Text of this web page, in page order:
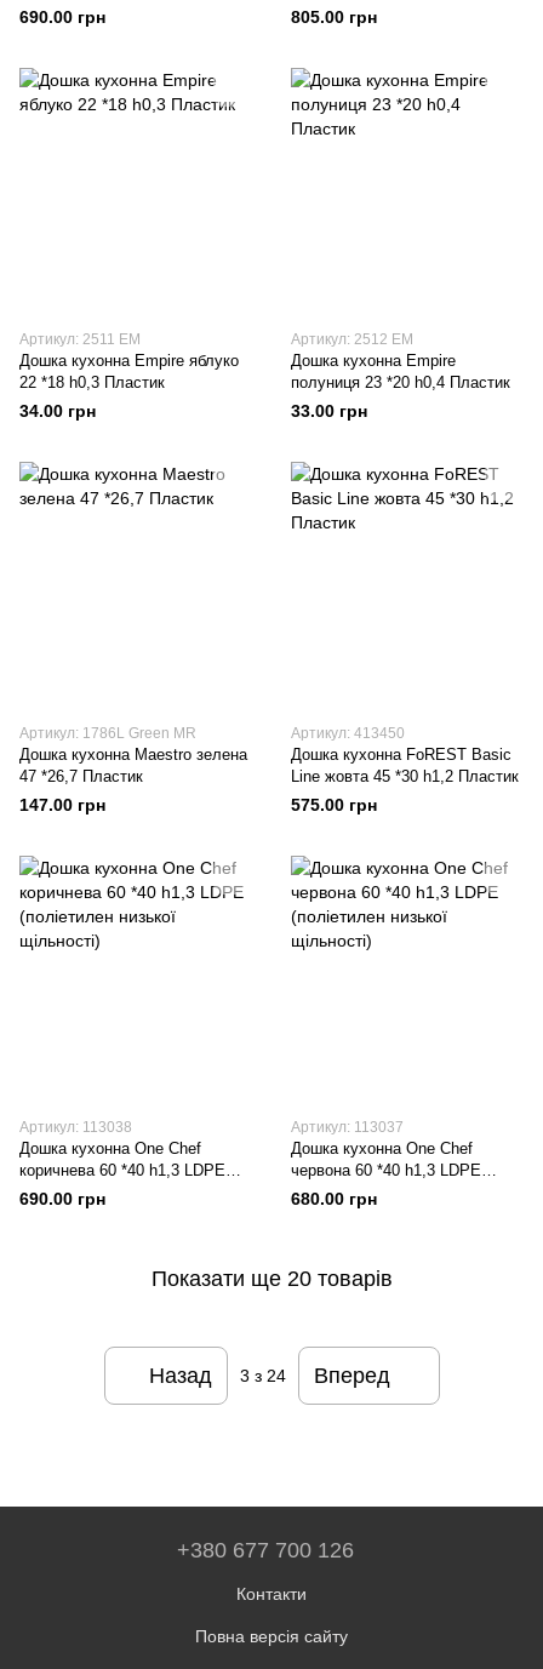
(поліетилен низької щільності)
690.00 грн 805.00 грн
Артикул: 2511 EM
Дошка кухонна Empire яблуко
22 *18 h0,3 Пластик
34.00 грн
Артикул: 2512 EM
Дошка кухонна Empire
полуниця 23 *20 h0,4 Пластик
33.00 грн
Артикул: 1786L Green MR
Дошка кухонна Maestro зелена
47 *26,7 Пластик
147.00 грн
Артикул: 413450
Дошка кухонна FoREST Basic
Line жовта 45 *30 h1,2 Пластик
575.00 грн
Артикул: 113038
Дошка кухонна One Chef
коричнева 60 *40 h1,3 LDPE
(поліетилен низької щільності)
690.00 грн
Артикул: 113037
Дошка кухонна One Chef
червона 60 *40 h1,3 LDPE
(поліетилен низької щільності)
680.00 грн
Показати ще 20 товарів
Назад 3 з 24 Вперед
+380 677 700 126
Контакти
Повна версія сайту